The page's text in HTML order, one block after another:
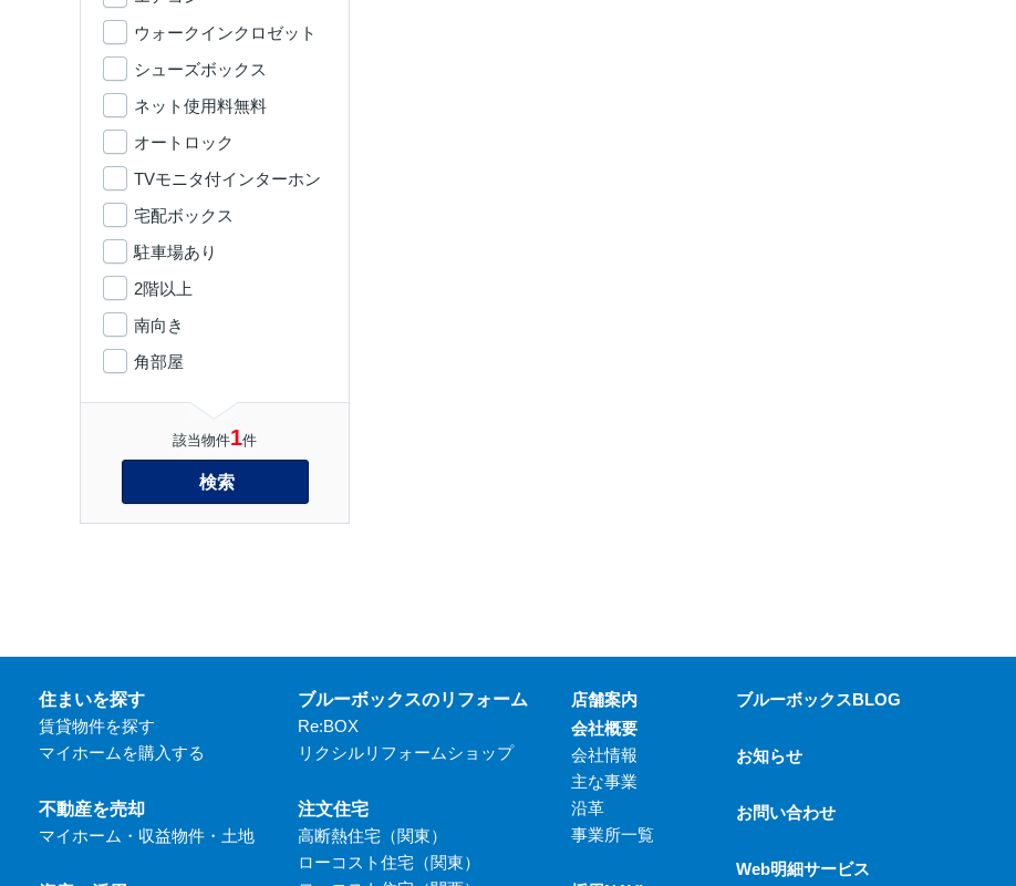
ウォークインクロゼット
シューズボックス
ネット使用料無料
オートロック
TVモニタ付インターホン
宅配ボックス
駐車場あり
2階以上
南向き
角部屋
該当物件1件
検索
住まいを探す
賃貸物件を探す
マイホームを購入する
不動産を売却
マイホーム・収益物件・土地
ブルーボックスのリフォーム
Re:BOX
リクシルリフォームショップ
注文住宅
高断熱住宅（関東）
ローコスト住宅（関東）
店舗案内
会社概要
会社情報
主な事業
沿革
事業所一覧
ブルーボックスBLOG
お知らせ
お問い合わせ
Web明細サービス